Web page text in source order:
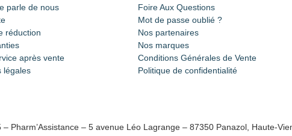
parle de nous
réduction
après vente
légales
Foire Aux Questions
Mot de passe oublié ?
Nos partenaires
Nos marques
Conditions Générales de Vente
Politique de confidentialité
Pharm’Assistance – 5 avenue Léo Lagrange – 87350 Panazol, Haute-